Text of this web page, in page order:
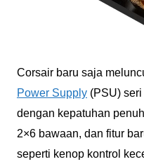
Corsair baru saja
Power Supply(PSU) seri
dengan kepatuhan
2×6 bawaan, dan fitur
seperti kenop kontrol